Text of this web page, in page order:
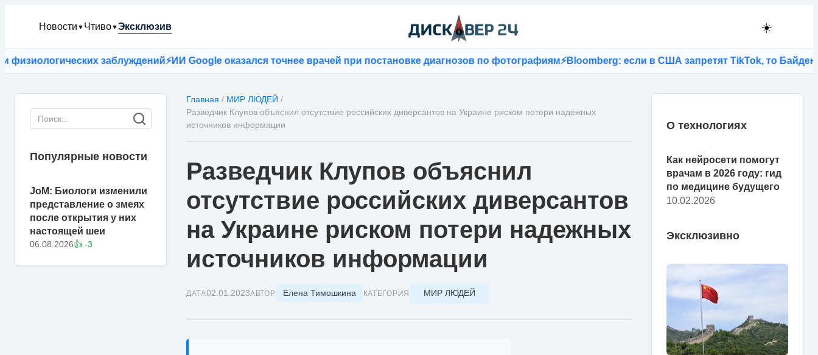
Новости ▼ Чтиво▼Эксклюзив ☀️
заблуждений⚡ИИ Google оказался точнее врачей при постановке диагнозов по фотографиям⚡Bloomberg: если в США запретят TikTok, то Байден
Популярные новости
JoM: Биологи изменили
представление о змеях
после открытия у них
настоящей шеи
06.08.2026👍 -3
Главная / МИР ЛЮДЕЙ /
Разведчик Клупов объяснил отсутствие российских диверсантов на Украине риском потери надежных
источников информации
Разведчик Клупов объяснил
отсутствие российских диверсантов
на Украине риском потери надежных
источников информации
ДАТА02.01.2023АВТОР Елена Тимошкина КАТЕГОРИЯ МИР ЛЮДЕЙ
О технологиях
Как нейросети помогут
врачам в 2026 году: гид
по медицине будущего
10.02.2026
Эксклюзивно